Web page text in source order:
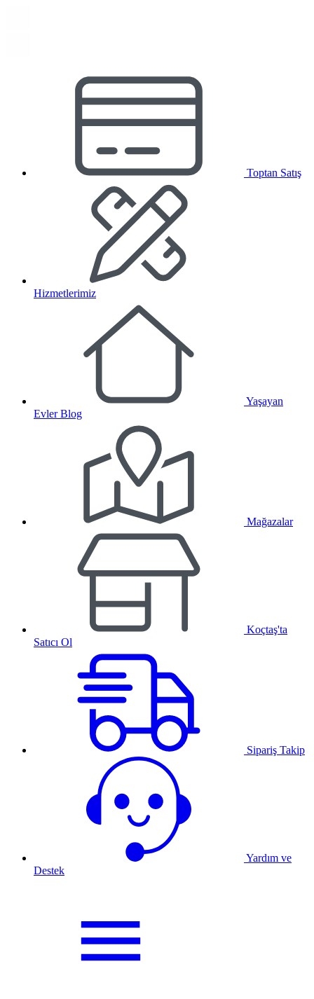
Toptan Satış
Hizmetlerimiz
Yaşayan
Evler Blog
Mağazalar
Koçtaş'ta
Satıcı Ol
Sipariş Takip
Yardım ve
Destek